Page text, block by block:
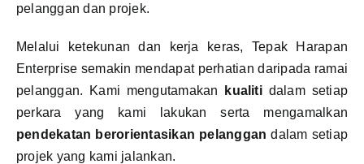
pelanggan dan projek.
Melalui ketekunan dan kerja keras, Tepak Harapan
Enterprise semakin mendapat perhatian daripada ramai
pelanggan. Kami mengutamakan
kualitidalam setiap
perkara yang kami lakukan serta mengamalkan
pendekatan berorientasikan pelanggan dalam setiap
projek yang kami jalankan.